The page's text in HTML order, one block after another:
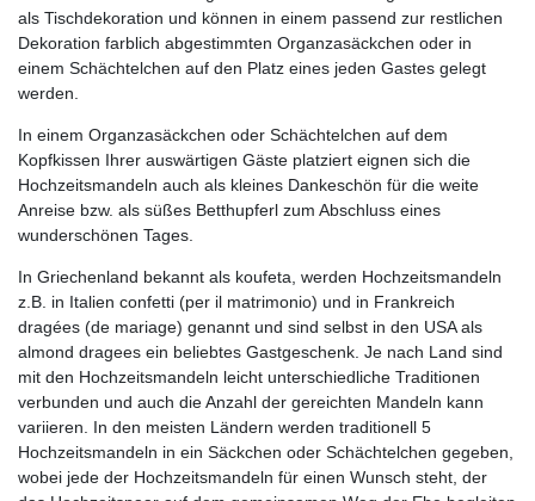
als Tischdekoration und können in einem passend zur restlichen
Dekoration farblich abgestimmten Organzasäckchen oder in
einem Schächtelchen auf den Platz eines jeden Gastes gelegt
werden.
In einem Organzasäckchen oder Schächtelchen auf dem
Kopfkissen Ihrer auswärtigen Gäste platziert eignen sich die
Hochzeitsmandeln auch als kleines Dankeschön für die weite
Anreise bzw. als süßes Betthupferl zum Abschluss eines
wunderschönen Tages.
In Griechenland bekannt als koufeta, werden Hochzeitsmandeln
z.B. in Italien confetti (per il matrimonio) und in Frankreich
dragées (de mariage) genannt und sind selbst in den USA als
almond dragees ein beliebtes Gastgeschenk. Je nach Land sind
mit den Hochzeitsmandeln leicht unterschiedliche Traditionen
verbunden und auch die Anzahl der gereichten Mandeln kann
variieren. In den meisten Ländern werden traditionell 5
Hochzeitsmandeln in ein Säckchen oder Schächtelchen gegeben,
wobei jede der Hochzeitsmandeln für einen Wunsch steht, der